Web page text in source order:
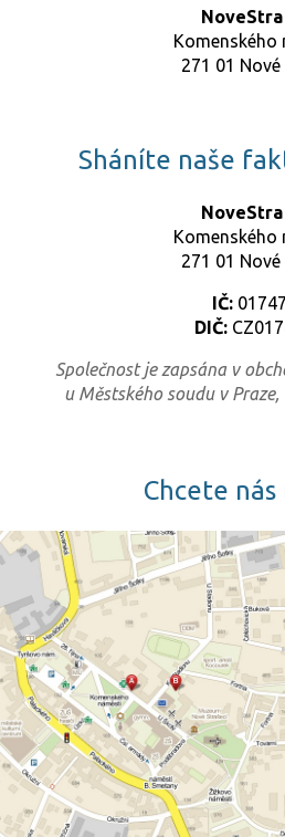
NoveStra
Komenského
271 01 Nové
Sháníte naše
NoveStra
Komenského
271 01 Nové
IČ:
DIČ:
Společnost je zapsána v
u Městského soudu v
Chcete nás